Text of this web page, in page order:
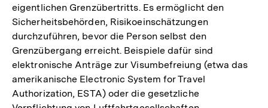
eigentlichen Grenzübertritts. Es ermöglicht den
Sicherheitsbehörden, Risikoeinschätzungen
durchzuführen, bevor die Person selbst den
Grenzübergang erreicht. Beispiele dafür sind
elektronische Anträge zur Visumbefreiung (etwa das
amerikanische Electronic System for Travel
Authorization, ESTA) oder die gesetzliche